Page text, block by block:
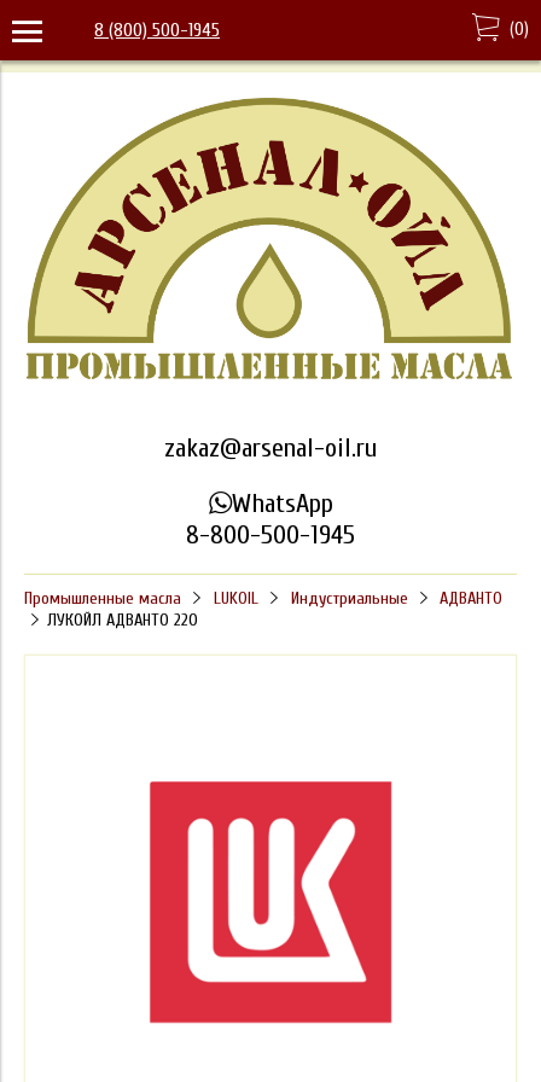
8 (800) 500-1945 (0)
zakaz@arsenal-oil.ru
WhatsApp
8-800-500-1945
Промышленные масла LUKOIL Индустриальные
АДВАНТО
ЛУКОЙЛ АДВАНТО 220